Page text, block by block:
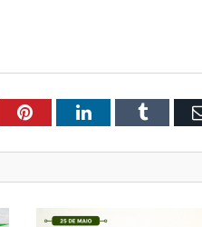
PinterestLinkedInTumblr